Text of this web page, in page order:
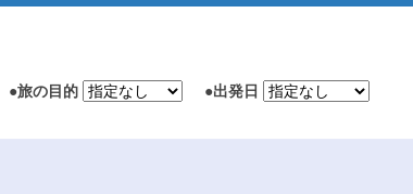
●旅の目的 ●出発日